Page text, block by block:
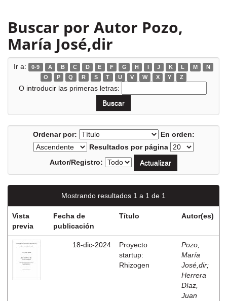
Buscar por Autor Pozo,
María José,dir
Ir a: 0-9 A B C D E F G H I J K L M
N
O
P Q R S T U V W X Y Z
O introducir las primeras letras:
Ordenar por:
En orden:
Resultados por página
Autor/Registro:
Mostrando resultados 1 a 1 de 1
Vista
previa
Fecha de
publicación
Título Autor(es)
18-dic-2024
Proyecto
startup:
Rhizogen
Pozo,
María
José,dir;
Herrera
Díaz,
Juan